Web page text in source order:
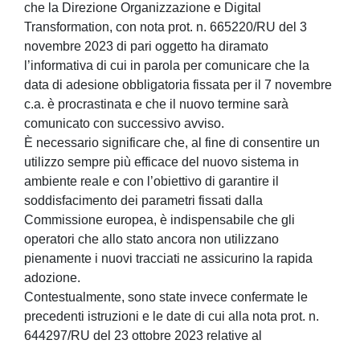
che la Direzione Organizzazione e Digital
Transformation, con nota prot. n. 665220/RU del 3
novembre 2023 di pari oggetto ha diramato
l’informativa di cui in parola per comunicare che la
data di adesione obbligatoria fissata per il 7 novembre
c.a. è procrastinata e che il nuovo termine sarà
comunicato con successivo avviso.
È necessario significare che, al fine di consentire un
utilizzo sempre più efficace del nuovo sistema in
ambiente reale e con l’obiettivo di garantire il
soddisfacimento dei parametri fissati dalla
Commissione europea, è indispensabile che gli
operatori che allo stato ancora non utilizzano
pienamente i nuovi tracciati ne assicurino la rapida
adozione.
Contestualmente, sono state invece confermate le
precedenti istruzioni e le date di cui alla nota prot. n.
644297/RU del 23 ottobre 2023 relative al